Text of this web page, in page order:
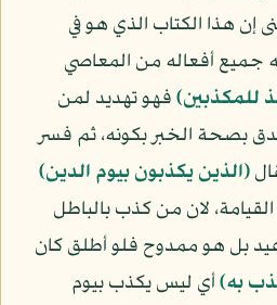
إن هذا الكتاب الذي هو في
أفعاله من المعاصي
للمكذبين)فهو تهديد لمن
بصحة الخبر بكونه، ثم فسر
(الذين يكذبون بيوم الدين)
لان من كذب بالباطل
بل هو ممدوح فلو أطلق كان
به)أي ليس يكذب بيوم